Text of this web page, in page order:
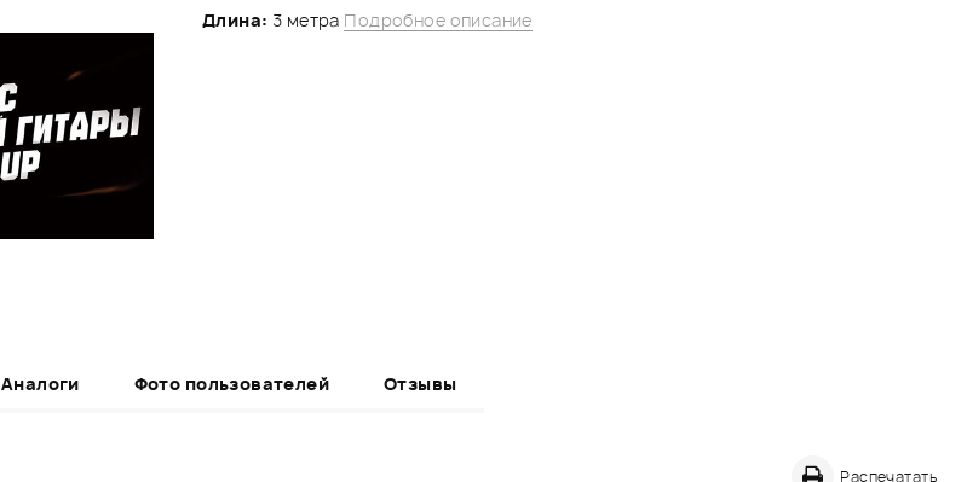
Длина: 3 метра Подробное описание
Аналоги Фото пользователей Отзывы
Распечатать